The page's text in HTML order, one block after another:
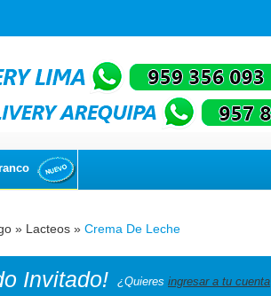
» Lacteos » Crema De Leche
Invitado! ¿Quieres ingresar a tu cuenta